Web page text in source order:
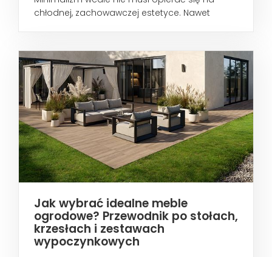
chłodnej, zachowawczej estetyce. Nawet
Jak wybrać idealne meble
ogrodowe? Przewodnik po stołach,
krzesłach i zestawach
wypoczynkowych